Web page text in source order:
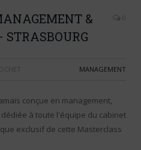
&
0
MANAGEMENT
conçue en management,
à toute l'équipe du cabinet
exclusif de cette Masterclass